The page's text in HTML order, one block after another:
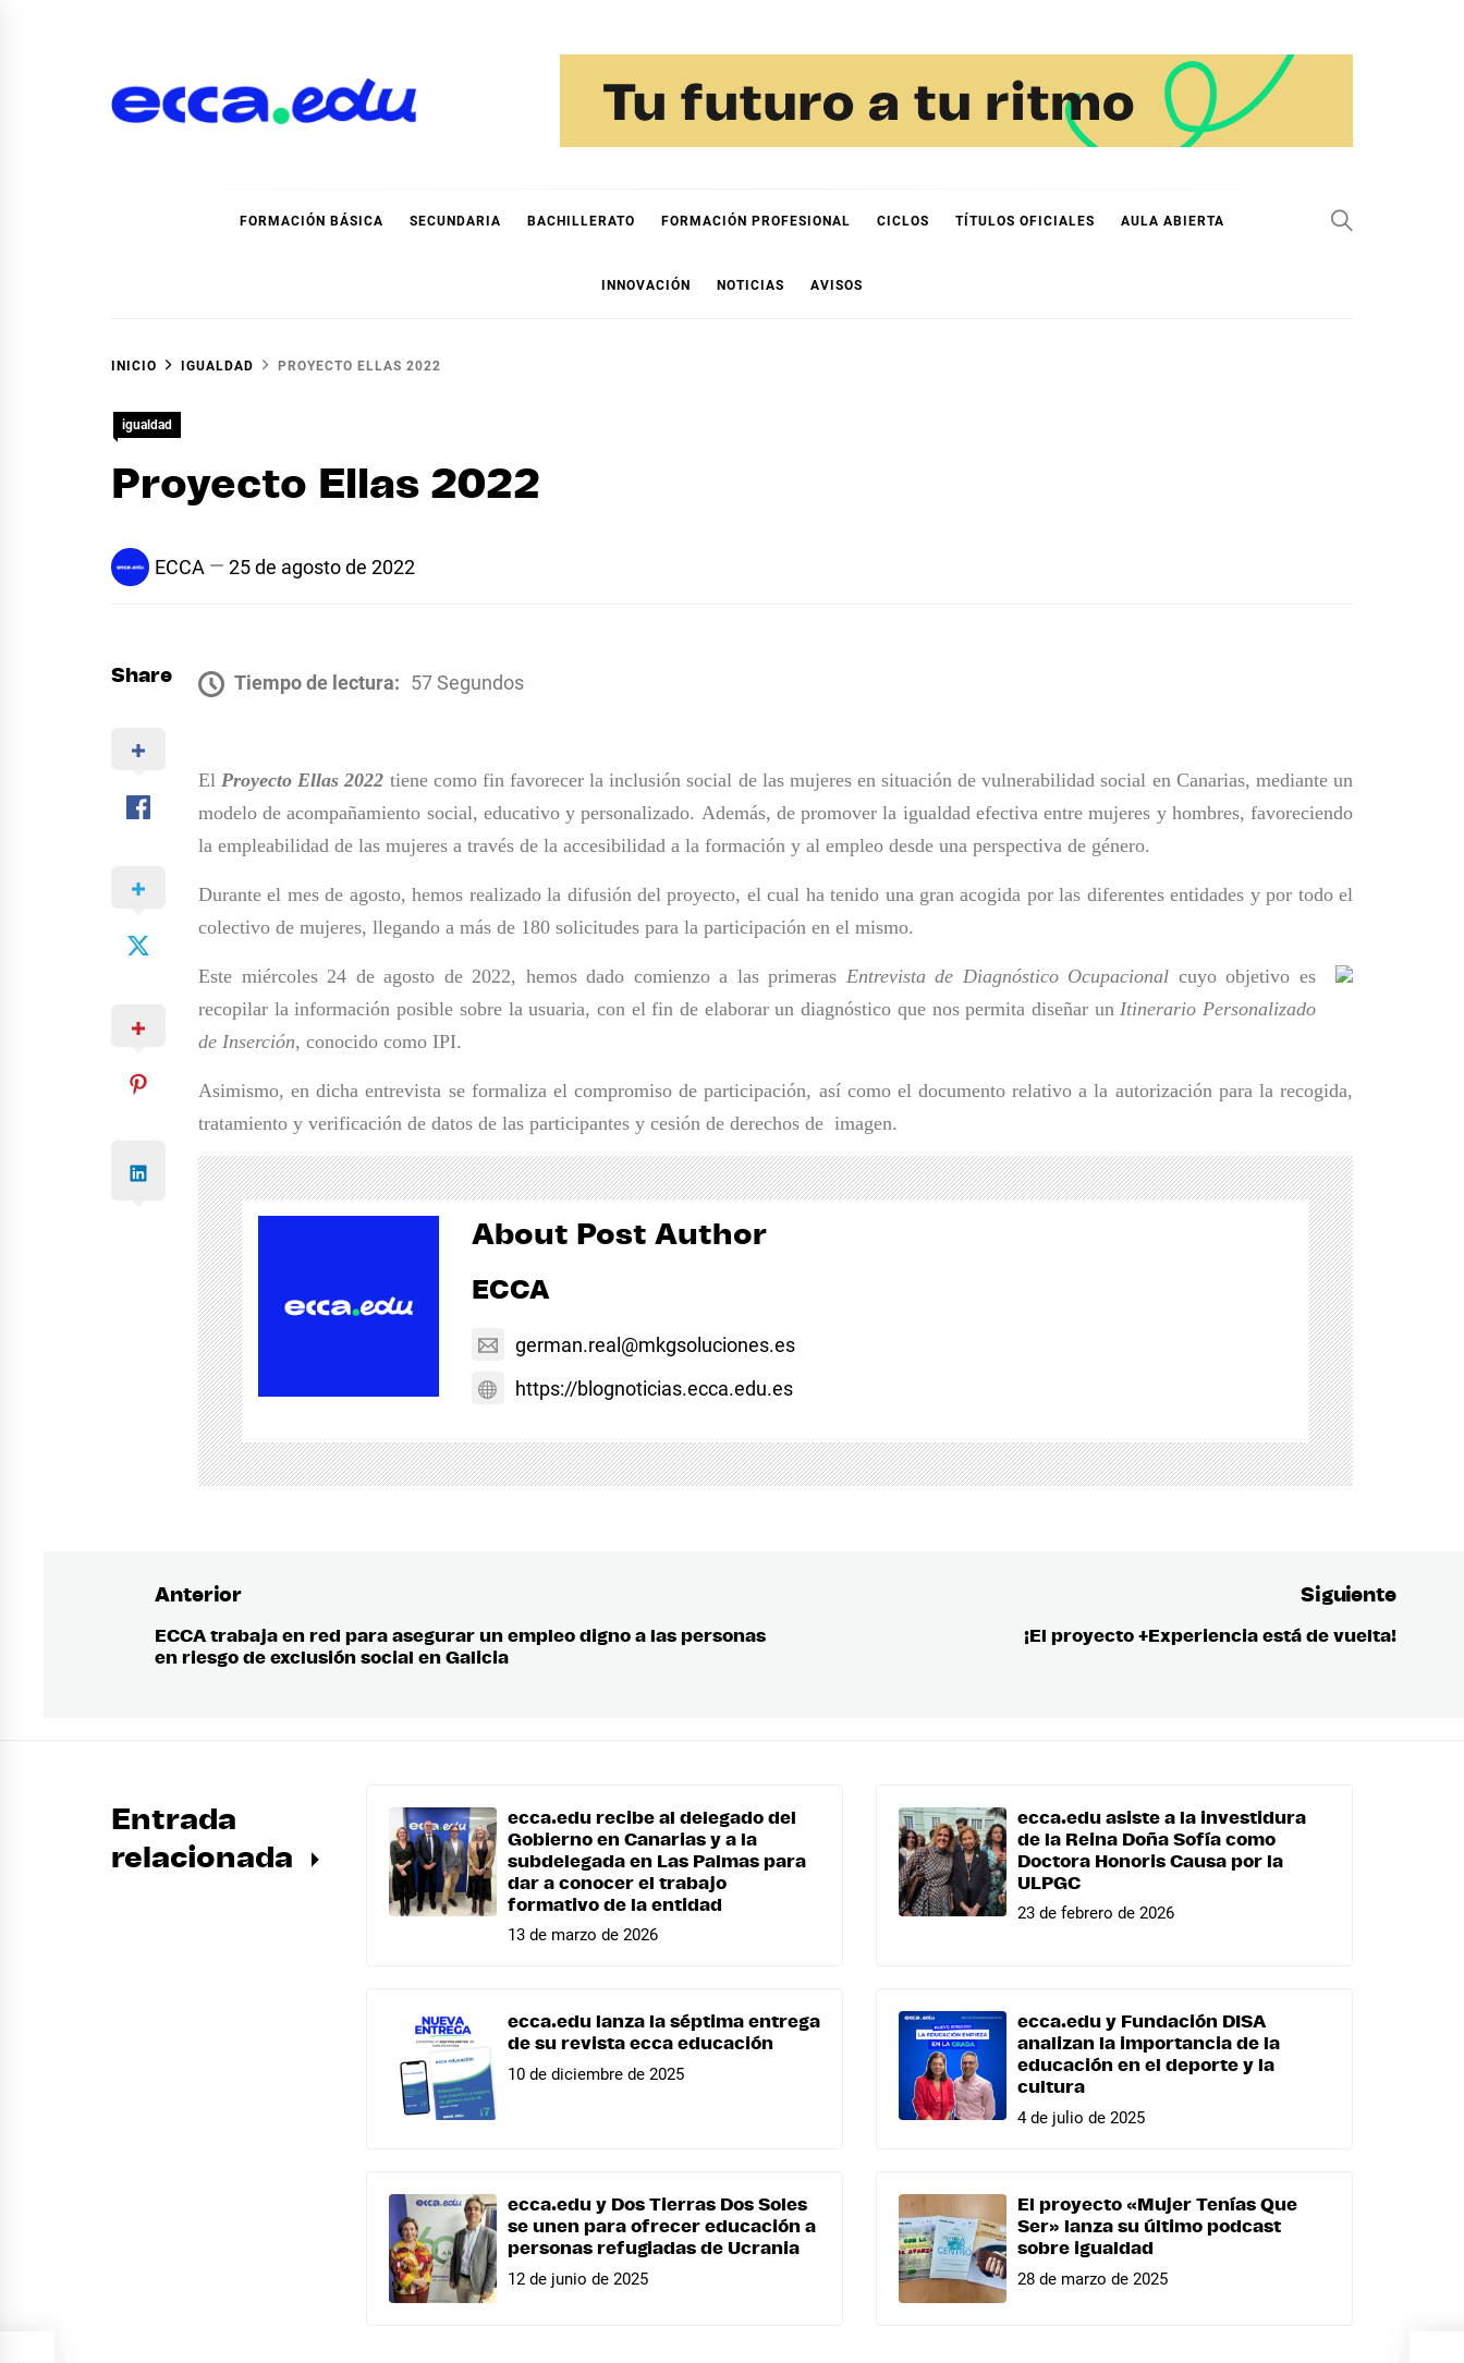
FORMACIÓN BÁSICA SECUNDARIA BACHILLERATO FORMACIÓN PROFESIONAL CICLOS TÍTULOS OFICIALES AULA ABIERTA
INNOVACIÓN NOTICIAS AVISOS
INICIO IGUALDAD PROYECTO ELLAS 2022
igualdad
Proyecto Ellas 2022
ECCA 25 de agosto de 2022
Share Tiempo de lectura: 57 Segundos
El Proyecto Ellas 2022 tiene como fin favorecer la inclusión social de las mujeres en situación de vulnerabilidad social en Canarias, mediante un
modelo de acompañamiento social, educativo y personalizado. Además, de promover la igualdad efectiva entre mujeres y hombres, favoreciendo
la empleabilidad de las mujeres a través de la accesibilidad a la formación y al empleo desde una perspectiva de género.
Durante el mes de agosto, hemos realizado la difusión del proyecto, el cual ha tenido una gran acogida por las diferentes entidades y por todo el
colectivo de mujeres, llegando a más de 180 solicitudes para la participación en el mismo.
Este miércoles 24 de agosto de 2022, hemos dado comienzo a las primeras Entrevista de Diagnóstico Ocupacional cuyo objetivo es
recopilar la información posible sobre la usuaria, con el fin de elaborar un diagnóstico que nos permita diseñar un Itinerario Personalizado
de Inserción, conocido como IPI.
Asimismo, en dicha entrevista se formaliza el compromiso de participación, así como el documento relativo a la autorización para la recogida,
tratamiento y verificación de datos de las participantes y cesión de derechos de  imagen.
About Post Author
ECCA
german.real@mkgsoluciones.es
https://blognoticias.ecca.edu.es
Navegación
de
Anterior
Entrada
anterior:
ECCA trabaja en red para asegurar un empleo digno a las personas
en riesgo de exclusión social en Galicia
Siguiente
Entrada
¡El proyecto +Experiencia está de vuelta!
Entrada
relacionada
ecca.edu recibe al delegado del
Gobierno en Canarias y a la
subdelegada en Las Palmas para
dar a conocer el trabajo
formativo de la entidad
13 de marzo de 2026
ecca.edu asiste a la investidura
de la Reina Doña Sofía como
Doctora Honoris Causa por la
ULPGC
23 de febrero de 2026
ecca.edu lanza la séptima entrega
de su revista ecca educación
10 de diciembre de 2025
ecca.edu y Fundación DISA
analizan la importancia de la
educación en el deporte y la
cultura
4 de julio de 2025
ecca.edu y Dos Tierras Dos Soles
se unen para ofrecer educación a
personas refugiadas de Ucrania
12 de junio de 2025
El proyecto «Mujer Tenías Que
Ser» lanza su último podcast
sobre igualdad
28 de marzo de 2025